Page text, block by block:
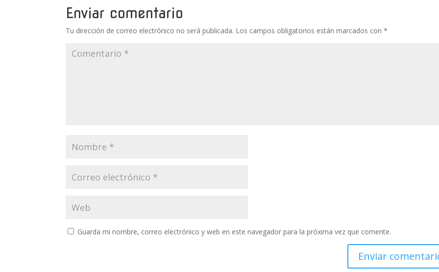
k p r
Enviar comentario
Tu dirección de correo electrónico no será publicada. Los campos obligatorios están marcados con*
Guarda mi nombre, correo electrónico y web en este navegador para la próxima vez que comente.